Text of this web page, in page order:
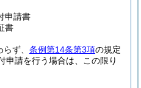
申請書
書
ず、 条例第14条第3項の規定
申請を行う場合は、この限り